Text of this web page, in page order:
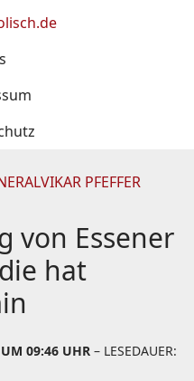
PFEFFER
von Essener
hat
09:46 UHR – LESEDAUER: